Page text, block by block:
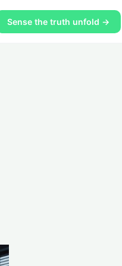
Sense the truth unfold →